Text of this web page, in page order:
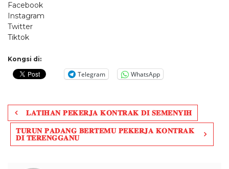
Facebook
Instagram
Twitter
Tiktok
Kongsi di:
Telegram WhatsApp
Post
navigation
𝐋𝐀𝐓𝐈𝐇𝐀𝐍 𝐏𝐄𝐊𝐄𝐑𝐉𝐀 𝐊𝐎𝐍𝐓𝐑𝐀𝐊 𝐃𝐈 𝐒𝐄𝐌𝐄𝐍𝐘𝐈𝐇
𝐓𝐔𝐑𝐔𝐍 𝐏𝐀𝐃𝐀𝐍𝐆 𝐁𝐄𝐑𝐓𝐄𝐌𝐔 𝐏𝐄𝐊𝐄𝐑𝐉𝐀 𝐊𝐎𝐍𝐓𝐑𝐀𝐊
𝐃𝐈 𝐓𝐄𝐑𝐄𝐍𝐆𝐆𝐀𝐍𝐔